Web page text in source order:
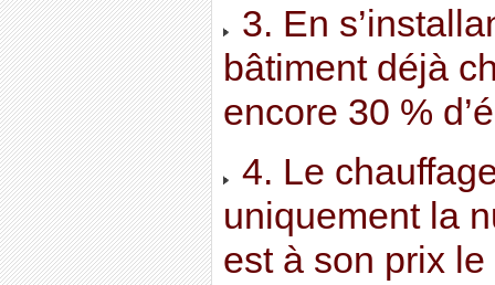
3. En
bâtiment déjà
encore 30 %
4. Le
uniquement la
est à son prix